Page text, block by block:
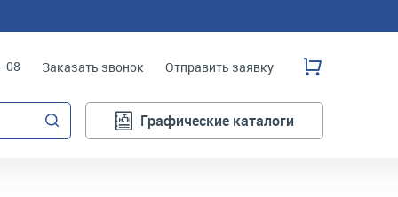
08 Заказать звонок Отправить заявку
Графические каталоги